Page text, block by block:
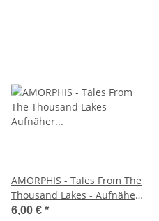
AMORPHIS - Tales From The
Thousand Lakes - Aufnäher
/ Patch
6,00 € *